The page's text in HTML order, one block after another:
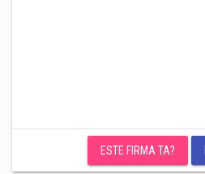
ESTE FIRMA TA?